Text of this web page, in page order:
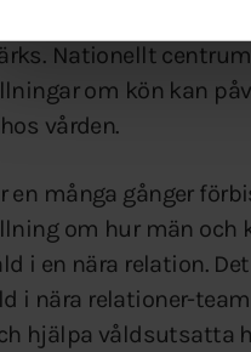
att regionens
Nationellt
om kön kan
vården.
en många gånger
om hur män och
i en nära relation.
i nära relationer-
hjälpa våldsutsatta